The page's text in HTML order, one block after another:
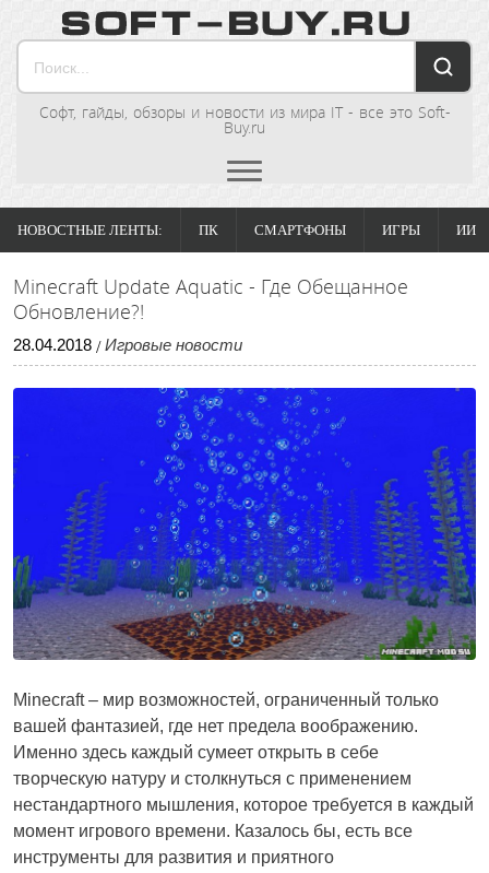
Софт, гайды, обзоры и новости из мира IT - все это Soft-
Buy.ru
НОВОСТНЫЕ ЛЕНТЫ: ПК СМАРТФОНЫ ИГРЫ ИИ
Minecraft Update Aquatic - Где Обещанное
Обновление?!
28.04.2018 / Игровые новости
Minecraft – мир возможностей, ограниченный только
вашей фантазией, где нет предела воображению.
Именно здесь каждый сумеет открыть в себе
творческую натуру и столкнуться с применением
нестандартного мышления, которое требуется в каждый
момент игрового времени. Казалось бы, есть все
инструменты для развития и приятного